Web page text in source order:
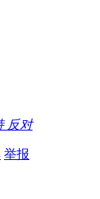
反对
举报